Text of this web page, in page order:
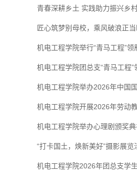
青春深耕乡土 实践助力振兴乡
匠心筑梦别母校，乘风破浪正
机电工程学院举行“青马工程”
机电工程学院团总支“青马工程
机电工程学院举办2026年中国
机电工程学院开展2026年劳动
机电工程学院举办心理剧颁奖
“打卡国土，焕新美好”摄影展览
机电工程学院2026年团总支学